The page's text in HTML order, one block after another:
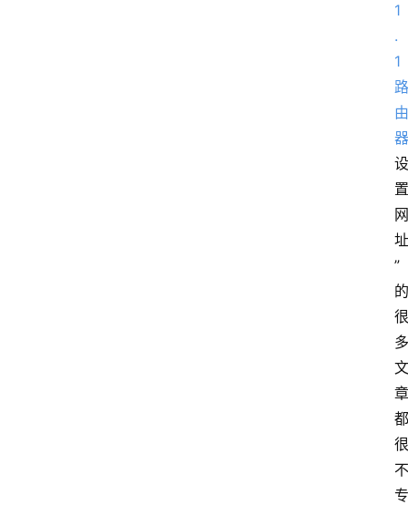
1
.
1
路
由
器
设
置
网
址
”
的
很
多
文
章
都
很
不
专